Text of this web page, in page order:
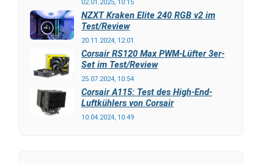
02.01.2025, 10:15
NZXT Kraken Elite 240 RGB v2 im
Test/Review
20.11.2024, 12:01
Corsair RS120 Max PWM-Lüfter 3er-
Set im Test/Review
25.07.2024, 10:54
Corsair A115: Test des High-End-
Luftkühlers von Corsair
10.04.2024, 10:49